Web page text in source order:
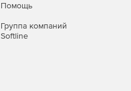
Помощь
Группа компаний
Softline